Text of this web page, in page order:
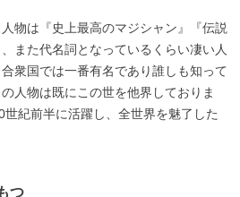
物は『史上最高のマジシャン』『伝説
また代名詞となっているくらい凄い人
衆国では一番有名であり誰しも知って
人物は既にこの世を他界しておりま
紀前半に活躍し、全世界を魅了した
つ